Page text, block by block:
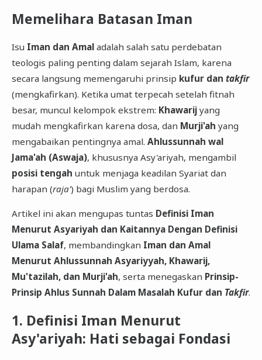
Memelihara Batasan Iman
​Isu Iman dan Amaladalah salah satu perdebatan
teologis paling penting dalam sejarah Islam, karena
secara langsung memengaruhi prinsip kufur dan takfir
(mengkafirkan). Ketika umat terpecah setelah fitnah
besar, muncul kelompok ekstrem: Khawarijyang
mudah mengkafirkan karena dosa, dan Murji'ah yang
mengabaikan pentingnya amal. Ahlussunnah wal
Jama'ah (Aswaja), khususnya Asy'ariyah, mengambil
posisi tengah untuk menjaga keadilan Syariat dan
harapan (raja') bagi Muslim yang berdosa.
​Artikel ini akan mengupas tuntas Definisi Iman
Menurut Asyariyah dan Kaitannya Dengan Definisi
Ulama Salaf, membandingkan Iman dan Amal
Menurut Ahlussunnah Asyariyyah, Khawarij,
Mu'tazilah, dan Murji'ah, serta menegaskan Prinsip-
Prinsip Ahlus Sunnah Dalam Masalah Kufur dan Takfir.
​1. Definisi Iman Menurut
Asy'ariyah: Hati sebagai Fondasi